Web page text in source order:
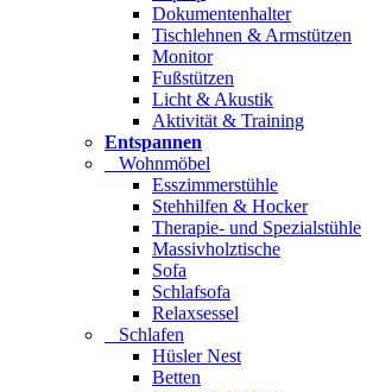
Dokumentenhalter
Tischlehnen & Armstützen
Monitor
Fußstützen
Licht & Akustik
Aktivität & Training
Entspannen
Wohnmöbel
Esszimmerstühle
Stehhilfen & Hocker
Therapie- und Spezialstühle
Massivholztische
Sofa
Schlafsofa
Relaxsessel
Schlafen
Hüsler Nest
Betten